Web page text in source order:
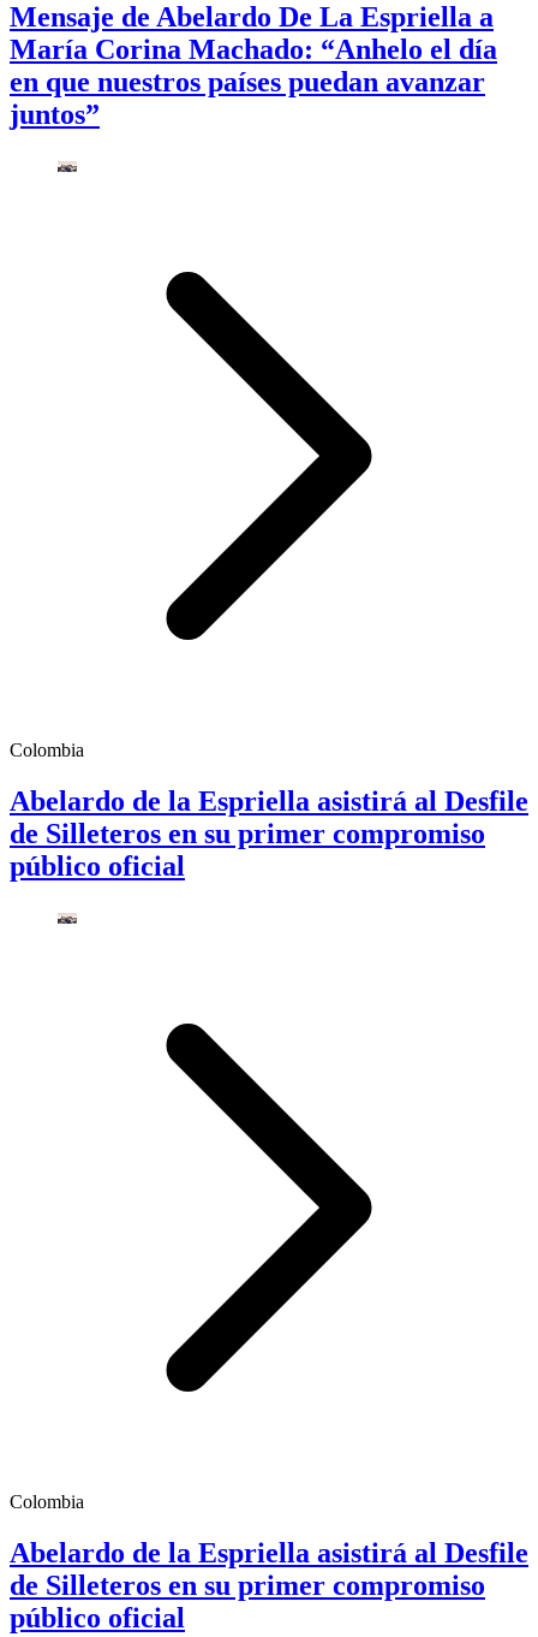
Mensaje de Abelardo De La Espriella a
María Corina Machado: “Anhelo el día
en que nuestros países puedan avanzar
juntos”
Colombia
Abelardo de la Espriella asistirá al Desfile
de Silleteros en su primer compromiso
público oficial
Colombia
Abelardo de la Espriella asistirá al Desfile
de Silleteros en su primer compromiso
público oficial